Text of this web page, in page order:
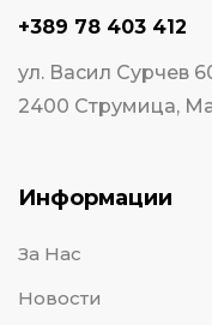
+389 78 403 412
ул. Васил Сурчев
2400 Струмица,
Информации
За Нас
Новости